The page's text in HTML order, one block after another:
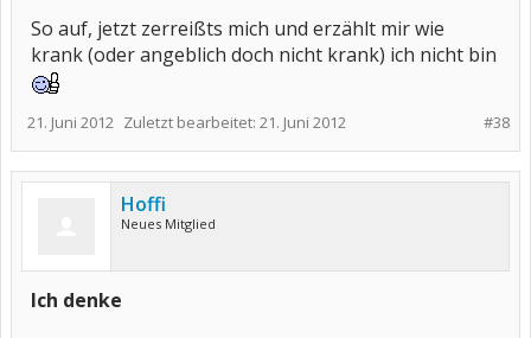
So auf, jetzt zerreißts mich und erzählt mir wie
krank (oder angeblich doch nicht krank) ich nicht bin
#38
21. Juni 2012 Zuletzt bearbeitet: 21. Juni 2012
Hoffi
Neues Mitglied
Ich denke